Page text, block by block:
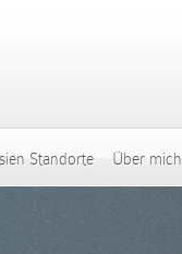
Standorte Über mich